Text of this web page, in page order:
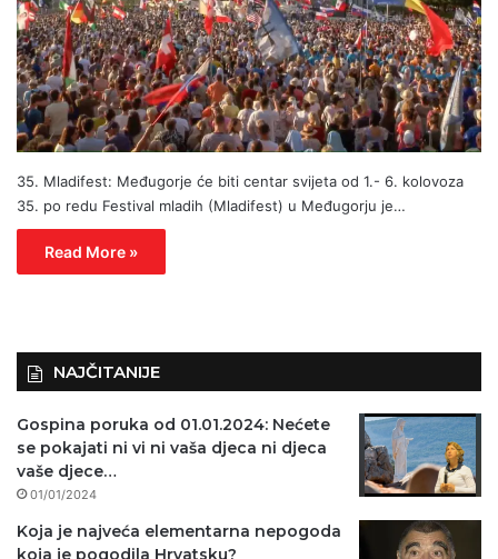
35. Mladifest: Međugorje će biti centar svijeta od 1.- 6. kolovoza
35. po redu Festival mladih (Mladifest) u Međugorju je…
Read More »
NAJČITANIJE
Gospina poruka od 01.01.2024: Nećete
se pokajati ni vi ni vaša djeca ni djeca
vaše djece…
01/01/2024
Koja je najveća elementarna nepogoda
koja je pogodila Hrvatsku?